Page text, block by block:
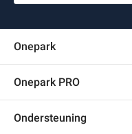
Onepark
Onepark PRO
Word partner van Onepark
Ondersteuning